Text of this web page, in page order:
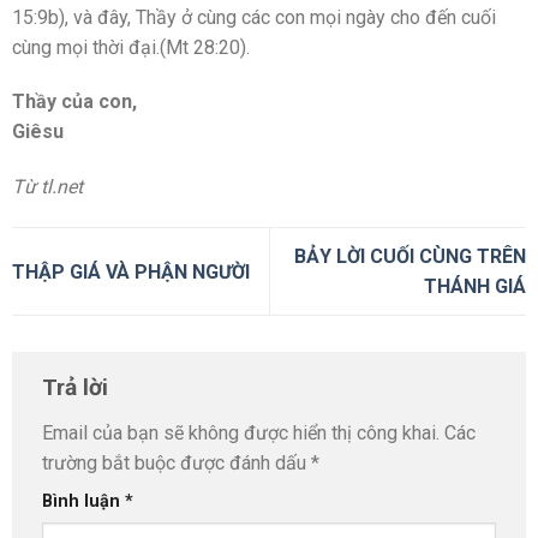
15:9b), và đây, Thầy ở cùng các con mọi ngày cho đến cuối
cùng mọi thời đại.(Mt 28:20).
Thầy của con,
Giêsu
Từ tl.net
THẬP GIÁ VÀ PHẬN NGƯỜI
BẢY LỜI CUỐI CÙNG TRÊN
THÁNH GIÁ
Trả lời
Email của bạn sẽ không được hiển thị công khai. Các
trường bắt buộc được đánh dấu *
Bình luận *